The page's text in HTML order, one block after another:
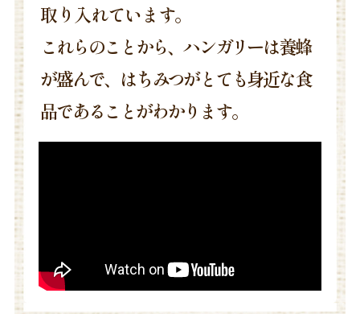
取り入れています。
これらのことから、ハンガリーは養蜂
が盛んで、はちみつがとても身近な食
品であることがわかります。